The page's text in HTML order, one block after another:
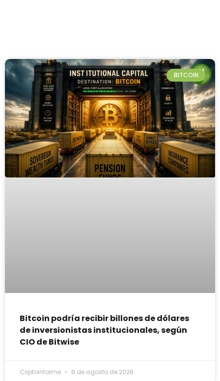
BITCOIN
Bitcoin podría recibir billones de dólares
de inversionistas institucionales, según
CIO de Bitwise
Criptoinforme 8 de agosto de 2026